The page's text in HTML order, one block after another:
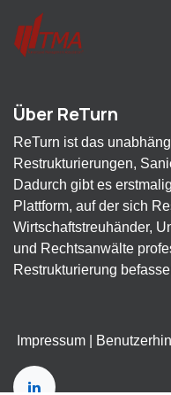
Über ReTurn
ReTurn ist das
Restrukturierungen,
Dadurch gibt es
Plattform, auf der sich
Wirtschaftstreuhänder,
und Rechtsanwälte
Restrukturierung
Impressum